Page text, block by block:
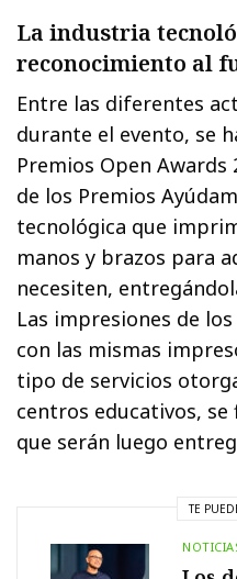
La industria
reconocimiento al
Entre las diferentes
durante el evento, se
Premios Open Awards
de los Premios
tecnológica que
manos y brazos para
necesiten,
Las impresiones de
con las mismas
tipo de servicios
centros educativos,
que serán luego
TE